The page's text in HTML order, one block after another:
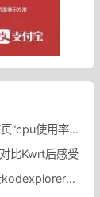
安装luci-app-minidlna后状态页“cpu使用率“显示虚高，排除过程记录。
比Kwrt后感受
MT7621-openwrt安装可道云kodexplorer轻量化NAS